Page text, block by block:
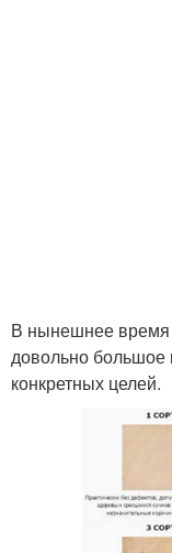
В нынешнее время
довольно большое
конкретных целей.